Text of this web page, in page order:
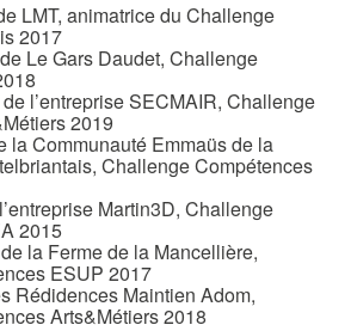
LMT, animatrice du Challenge
2017
de Le Gars Daudet, Challenge
de l’entreprise SECMAIR, Challenge
2019
la Communauté Emmaüs de la
Challenge Compétences
Martin3D, Challenge
2015
de la Ferme de la Mancellière,
ESUP 2017
Rédidences Maintien Adom,
Arts&Métiers 2018